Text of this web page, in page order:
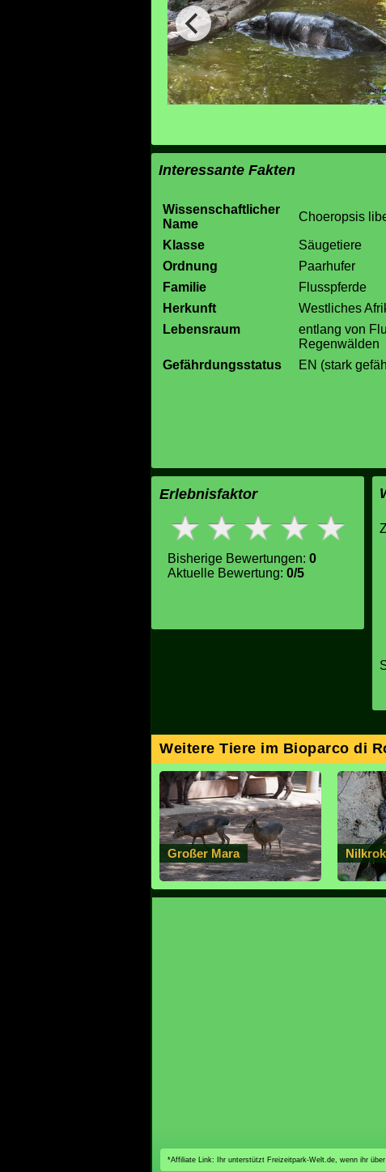
Interessante Fakten
Wissenschaftlicher
Name
Choeropsis
Klasse
Säugetiere
Ordnung
Paarhufer
Familie
Flusspferde
Herkunft
Westliches
Lebensraum
entlang von
Regenwälden
Gefährdungsstatus
EN (stark
Erlebnisfaktor
Bisherige Bewertungen: 0
Aktuelle Bewertung: 0/5
Weitere Tiere im Bioparco di
Großer Mara
*Affiliate Link: Ihr unterstützt Freizeitpark-Welt.de, wenn ihr